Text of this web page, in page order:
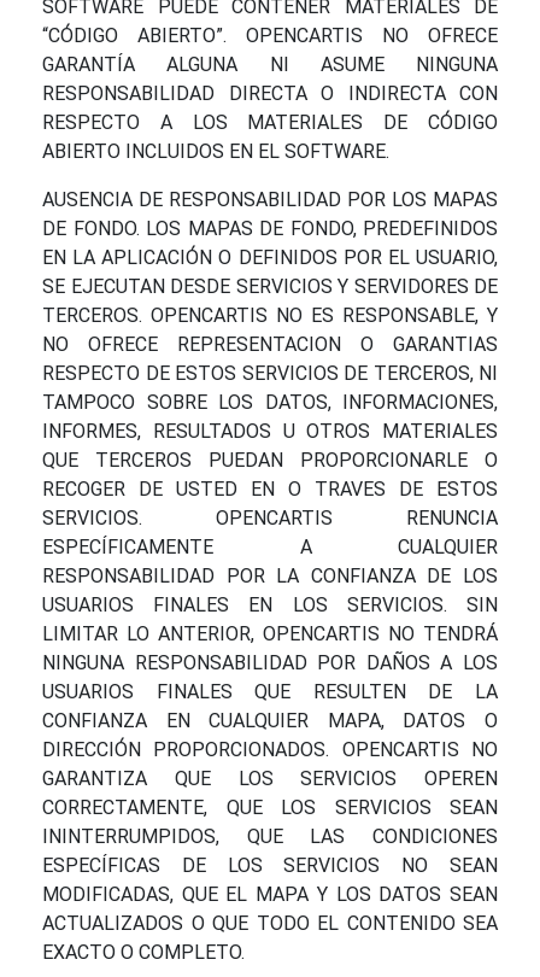
SOFTWARE PUEDE CONTENER MATERIALES DE
“CÓDIGO ABIERTO”. OPENCARTIS NO OFRECE
GARANTÍA ALGUNA NI ASUME NINGUNA
RESPONSABILIDAD DIRECTA O INDIRECTA CON
RESPECTO A LOS MATERIALES DE CÓDIGO
ABIERTO INCLUIDOS EN EL SOFTWARE.
AUSENCIA DE RESPONSABILIDAD POR LOS MAPAS
DE FONDO. LOS MAPAS DE FONDO, PREDEFINIDOS
EN LA APLICACIÓN O DEFINIDOS POR EL USUARIO,
SE EJECUTAN DESDE SERVICIOS Y SERVIDORES DE
TERCEROS. OPENCARTIS NO ES RESPONSABLE, Y
NO OFRECE REPRESENTACION O GARANTIAS
RESPECTO DE ESTOS SERVICIOS DE TERCEROS, NI
TAMPOCO SOBRE LOS DATOS, INFORMACIONES,
INFORMES, RESULTADOS U OTROS MATERIALES
QUE TERCEROS PUEDAN PROPORCIONARLE O
RECOGER DE USTED EN O TRAVES DE ESTOS
SERVICIOS. OPENCARTIS RENUNCIA
ESPECÍFICAMENTE A CUALQUIER
RESPONSABILIDAD POR LA CONFIANZA DE LOS
USUARIOS FINALES EN LOS SERVICIOS. SIN
LIMITAR LO ANTERIOR, OPENCARTIS NO TENDRÁ
NINGUNA RESPONSABILIDAD POR DAÑOS A LOS
USUARIOS FINALES QUE RESULTEN DE LA
CONFIANZA EN CUALQUIER MAPA, DATOS O
DIRECCIÓN PROPORCIONADOS. OPENCARTIS NO
GARANTIZA QUE LOS SERVICIOS OPEREN
CORRECTAMENTE, QUE LOS SERVICIOS SEAN
ININTERRUMPIDOS, QUE LAS CONDICIONES
ESPECÍFICAS DE LOS SERVICIOS NO SEAN
MODIFICADAS, QUE EL MAPA Y LOS DATOS SEAN
ACTUALIZADOS O QUE TODO EL CONTENIDO SEA
EXACTO O COMPLETO.